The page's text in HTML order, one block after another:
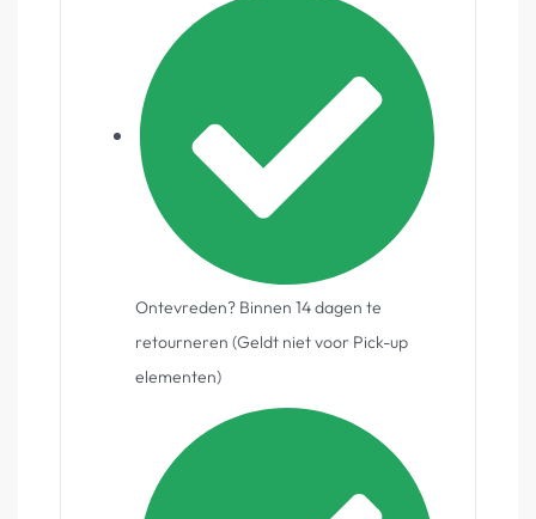
Ontevreden? Binnen 14 dagen te
retourneren (Geldt niet voor Pick-up
elementen)